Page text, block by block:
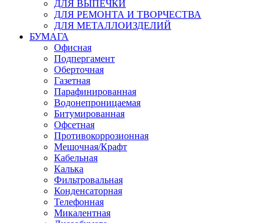
ДЛЯ ВЫПЕЧКИ
ДЛЯ РЕМОНТА И ТВОРЧЕСТВА
ДЛЯ МЕТАЛЛОИЗДЕЛИЙ
БУМАГА
Офисная
Подпергамент
Оберточная
Газетная
Парафинированная
Водонепроницаемая
Битумированная
Офсетная
Противокоррозионная
Мешочная/Крафт
Кабельная
Калька
Фильтровальная
Конденсаторная
Телефонная
Микалентная